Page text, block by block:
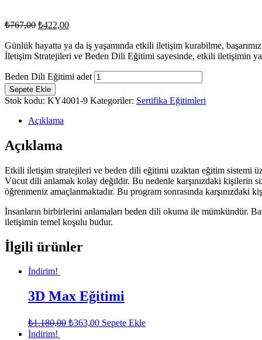
₺767,00 ₺422,00
Günlük hayatta ya da iş yaşamında etkili iletişim kurabilme,
İletişim Stratejileri ve Beden Dili Eğitimi sayesinde, etkili iletişimin
Beden Dili Eğitimi adet
Sepete Ekle
Stok kodu: KY4001-9 Kategoriler: Sertifika Eğitimleri
Açıklama
Açıklama
Etkili iletişim stratejileri ve beden dili eğitimi uzaktan eğitim sistemi
Vücut dili anlamak kolay değildir. Bu nedenle karşınızdaki kişilerin
öğrenmeniz amaçlanmaktadır. Bu program sonrasında
İnsanların birbirlerini anlamaları beden dili okuma ile mümkündür.
iletişimin temel koşulu budur.
İlgili ürünler
İndirim!
3D Max Eğitimi
₺1.180,00 ₺363,00 Sepete Ekle
İndirim!